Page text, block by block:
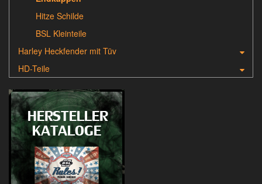
Hitze Schilde
BSL Kleinteile
Harley Heckfender mit Tüv
HD-Teile